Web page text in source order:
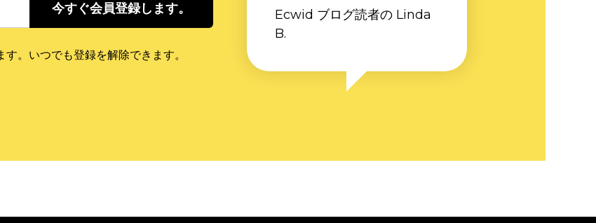
今すぐ会員登録します。
。いつでも登録を解除できます。
Ecwid ブログ読者の Linda
B.